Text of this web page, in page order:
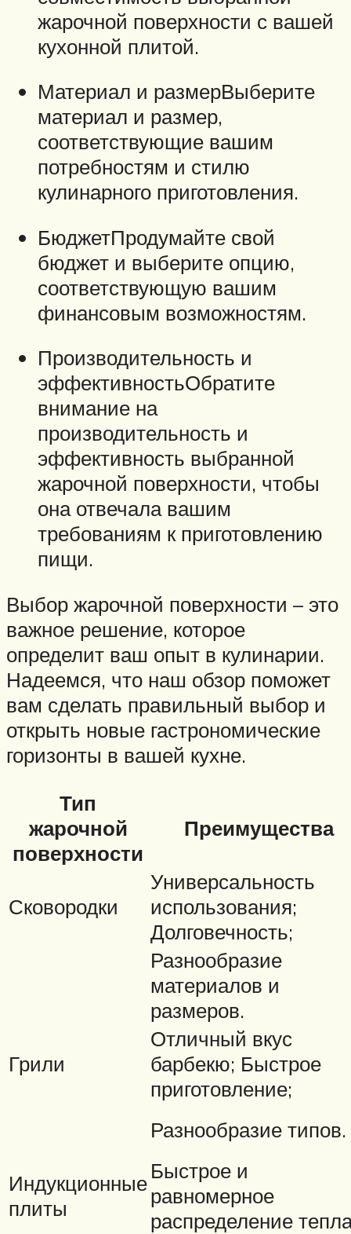
жарочной поверхности с вашей
кухонной плитой.
Материал и размерВыберите
материал и размер,
соответствующие вашим
потребностям и стилю
кулинарного приготовления.
БюджетПродумайте свой
бюджет и выберите опцию,
соответствующую вашим
финансовым возможностям.
Производительность и
эффективностьОбратите
внимание на
производительность и
эффективность выбранной
жарочной поверхности, чтобы
она отвечала вашим
требованиям к приготовлению
пищи.
Выбор жарочной поверхности – это
важное решение, которое
определит ваш опыт в кулинарии.
Надеемся, что наш обзор поможет
вам сделать правильный выбор и
открыть новые гастрономические
горизонты в вашей кухне.
Тип
жарочной
поверхности
Преимущества
Сковородки
Универсальность
использования;
Долговечность;
Разнообразие
материалов и
размеров.
Грили
Отличный вкус
барбекю; Быстрое
приготовление;
Разнообразие типов.
Индукционные
плиты
Быстрое и
равномерное
распределение